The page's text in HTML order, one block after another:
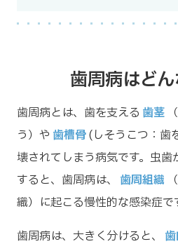
歯周病はど
歯周病とは、歯を支える 歯茎
う）や 歯槽骨(しそうこつ：歯
壊されてしまう病気です。虫
すると、歯周病は、
歯周組織
織）に起こる慢性的な感染症で
歯周病は、大きく分けると、